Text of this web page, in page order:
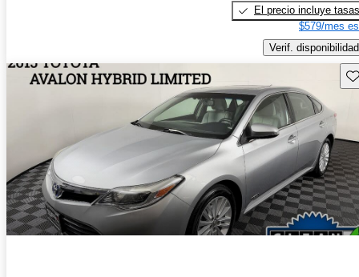
El precio incluye tasas
$579/mes
Verif. disponibilidad